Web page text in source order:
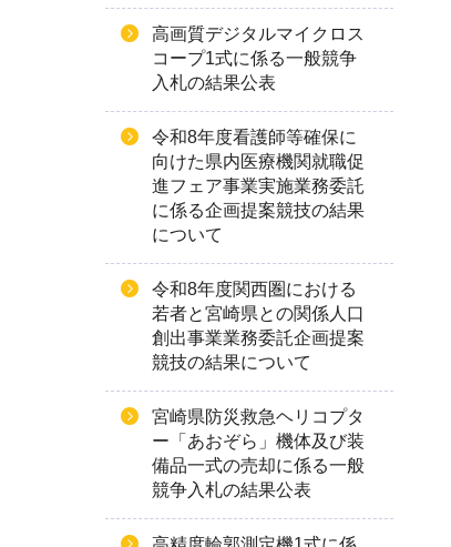
高画質デジタルマイクロス
コープ1式に係る一般競争
入札の結果公表
令和8年度看護師等確保に
向けた県内医療機関就職促
進フェア事業実施業務委託
に係る企画提案競技の結果
について
令和8年度関西圏における
若者と宮崎県との関係人口
創出事業業務委託企画提案
競技の結果について
宮崎県防災救急ヘリコプタ
ー「あおぞら」機体及び装
備品一式の売却に係る一般
競争入札の結果公表